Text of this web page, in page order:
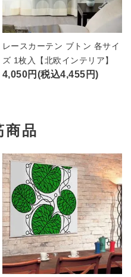
レースカーテン ブトン 各サイ
ズ 1枚入【北欧インテリア】
4,050円(税込4,455円)
商品